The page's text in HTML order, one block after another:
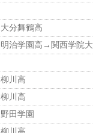
大分舞鶴高
明治学園高→関西学院大
柳川高
柳川高
野田学園